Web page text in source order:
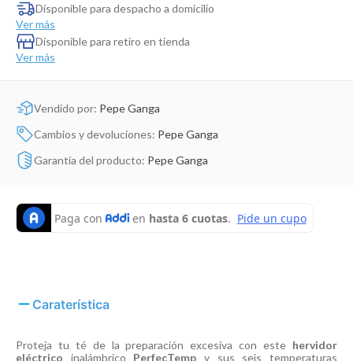
Disponible para despacho a domicilio
Ver más
Disponible para retiro en tienda
Ver más
Vendido por: Pepe Ganga
Cambios y devoluciones: Pepe Ganga
Garantía del producto: Pepe Ganga
Caraterística
Proteja tu té de la preparación excesiva con este hervidor
eléctrico inalámbrico PerfecTemp y sus seis temperaturas
Dinosaurio Juguete